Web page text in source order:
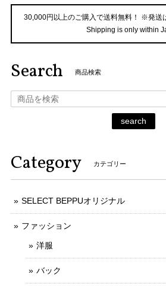
30,000円以上のご購入で送料無料！ ※発
Shipping is only within
Search 商品検索
search
Category カテゴリー
SELECT BEPPUオリジナル
ファッション
洋服
バック